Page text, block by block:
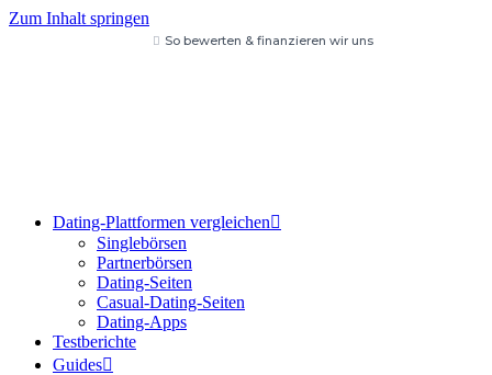
Zum Inhalt springen
So bewerten & finanzieren wir uns
Dating-Plattformen vergleichen
Singlebörsen
Partnerbörsen
Dating-Seiten
Casual-Dating-Seiten
Dating-Apps
Testberichte
Guides